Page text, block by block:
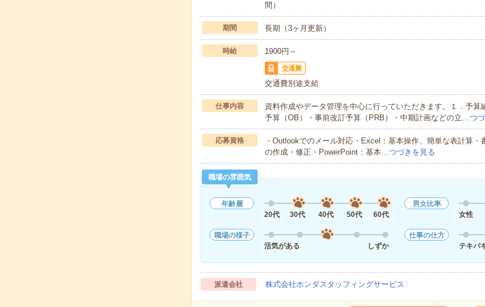
間）
期間 長期（3ヶ月更新）
時給 1900円～
交通費
交通費別途支給
仕事内容
資料作成やデータ管理を中心に行っていただきます。１．予算
予算（OB）・事前改訂予算（PRB）・中期計画などの立…つ
応募資格
・Outlookでのメール対応・Excel：基本操作、簡単な表計算・
の作成・修正・PowerPoint：基本…つづきを見る
職場の雰囲気
年齢層
20代
30代 40代 50代 60代
男女比率
女性
職場の様子
活気がある
しずか
仕事の仕方
テキパ
派遣会社 株式会社ホンダスタッフィングサービス